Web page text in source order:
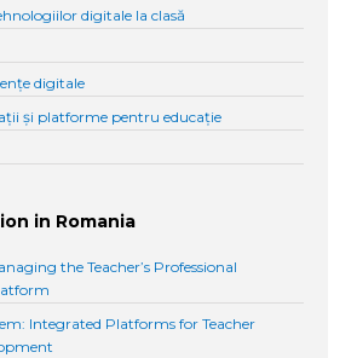
digitale la clasă
digitale
și platforme pentru educație
in Romania
the Teacher’s Professional
Integrated Platforms for Teacher